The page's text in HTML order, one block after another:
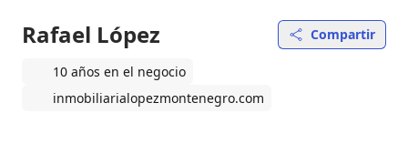
Rafael López Compartir
10 años en el negocio
inmobiliarialopezmontenegro.com